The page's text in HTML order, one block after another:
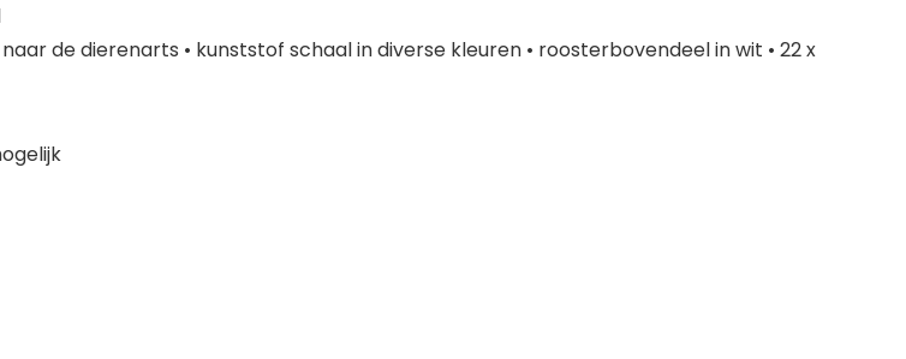
de dierenarts • kunststof schaal in diverse kleuren • roosterbovendeel in wit • 22 x